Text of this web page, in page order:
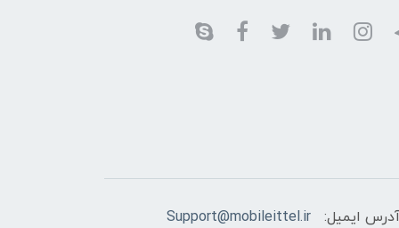
ایمیل: Support@mobileittel.ir